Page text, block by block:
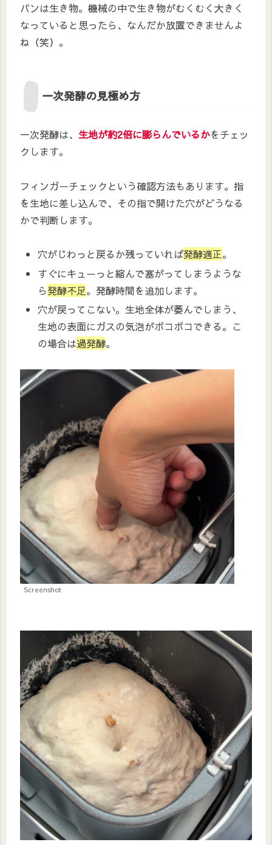
パンは生き物。機械の中で生き物がむくむく大きく
なっていると思ったら、なんだか放置できませんよ
ね（笑）。
一次発酵の見極め方
一次発酵は、 生地が約2倍に膨らんでいるかをチェッ
クします。
フィンガーチェックという確認方法もあります。指
を生地に差し込んで、その指で開けた穴がどうなる
かで判断します。
穴がじわっと戻るか残っていれば発酵適正。
すぐにキューっと縮んで塞がってしまうような
ら発酵不足。発酵時間を追加します。
穴が戻ってこない。生地全体が萎んでしまう、
生地の表面にガスの気泡がボコボコできる。こ
の場合は過発酵。
Screenshot